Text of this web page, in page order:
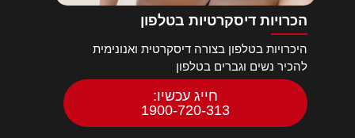
הכרויות דיסקרטיות בטלפון
היכרויות בטלפון בצורה דיסקרטית ואנונימית
להכיר נשים וגברים בטלפון
חייג עכשיו:
1900-720-313